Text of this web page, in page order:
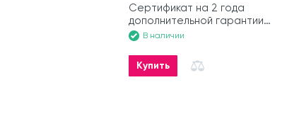
Сертификат на 2 года
дополнительной гарантии
на лодку
В наличии
Купить